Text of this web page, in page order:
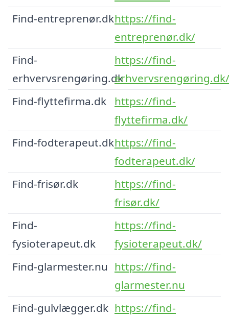
Find-entreprenør.dkhttps://find-
entreprenør.dk/
Find-
erhvervsrengøring.dk
https://find-
erhvervsrengøring.dk/
Find-flyttefirma.dk
https://find-
flyttefirma.dk/
Find-fodterapeut.dkhttps://find-
fodterapeut.dk/
Find-frisør.dk
https://find-
frisør.dk/
Find-
fysioterapeut.dk
https://find-
fysioterapeut.dk/
Find-glarmester.nu https://find-
glarmester.nu
Find-gulvlægger.dk https://find-